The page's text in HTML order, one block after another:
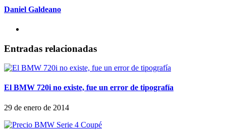
Daniel Galdeano
Entradas relacionadas
El BMW 720i no existe, fue un error de tipografía
29 de enero de 2014